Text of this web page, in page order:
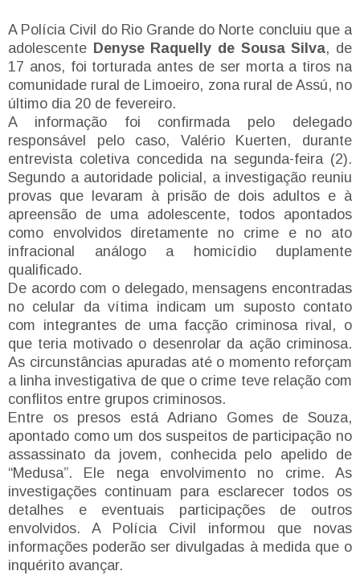
A Polícia Civil do Rio Grande do Norte concluiu que a
adolescente Denyse Raquelly de Sousa Silva, de
17 anos, foi torturada antes de ser morta a tiros na
comunidade rural de Limoeiro, zona rural de Assú, no
último dia 20 de fevereiro.
A informação foi confirmada pelo delegado
responsável pelo caso, Valério Kuerten, durante
entrevista coletiva concedida na segunda-feira (2).
Segundo a autoridade policial, a investigação reuniu
provas que levaram à prisão de dois adultos e à
apreensão de uma adolescente, todos apontados
como envolvidos diretamente no crime e no ato
infracional análogo a homicídio duplamente
qualificado.
De acordo com o delegado, mensagens encontradas
no celular da vítima indicam um suposto contato
com integrantes de uma facção criminosa rival, o
que teria motivado o desenrolar da ação criminosa.
As circunstâncias apuradas até o momento reforçam
a linha investigativa de que o crime teve relação com
conflitos entre grupos criminosos.
Entre os presos está Adriano Gomes de Souza,
apontado como um dos suspeitos de participação no
assassinato da jovem, conhecida pelo apelido de
“Medusa”. Ele nega envolvimento no crime. As
investigações continuam para esclarecer todos os
detalhes e eventuais participações de outros
envolvidos. A Polícia Civil informou que novas
informações poderão ser divulgadas à medida que o
inquérito avançar.